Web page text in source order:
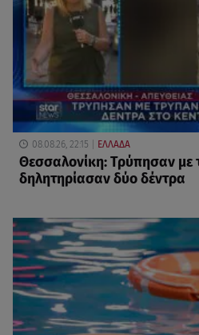
08.08.26, 22:15 ΕΛΛΑΔΑ
Θεσσαλονίκη: Τρύπησαν με
δηλητηρίασαν δύο δέντρα